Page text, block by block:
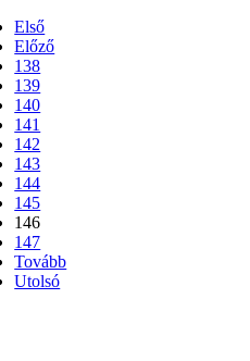
Első
Előző
138
139
140
141
142
143
144
145
146
147
Tovább
Utolsó